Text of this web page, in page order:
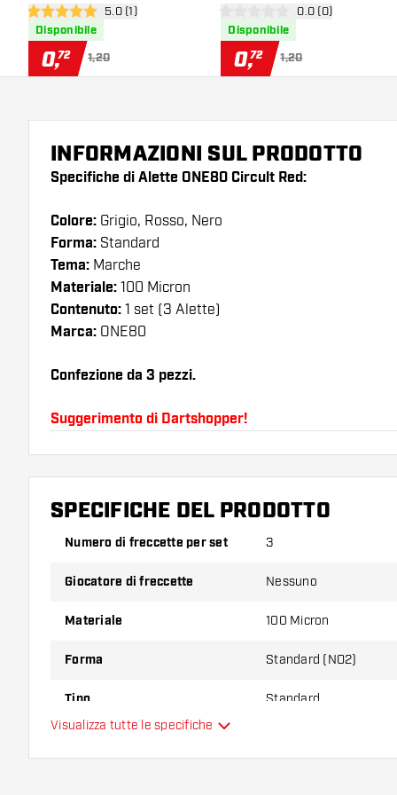
apri pannello recensioni
5 stelle di valutazione
5.0 (1)
Disponibile
0,72 1,20
apri pannello
0 stelle di valutazione
0.0 (0)
Disponibile
0,72 1,20
INFORMAZIONI SUL PRODOTTO
Specifiche di Alette ONE80 Circult Red:
Colore: Grigio, Rosso, Nero
Forma: Standard
Tema: Marche
Materiale: 100 Micron
Contenuto: 1 set (3 Alette)
Marca: ONE80
Confezione da 3 pezzi.
Suggerimento di Dartshopper!
Assicuratevi di avere a portata di mano un gran
astine. Questi possono danneggiarsi o rompersi
scoprire quale variante vi si addice di più!
SPECIFICHE DEL PRODOTTO
Numero di freccette per set 3
Giocatore di freccette Nessuno
Materiale 100 Micron
Forma Standard (NO2)
Tipo Standard
Visualizza tutte le specifiche